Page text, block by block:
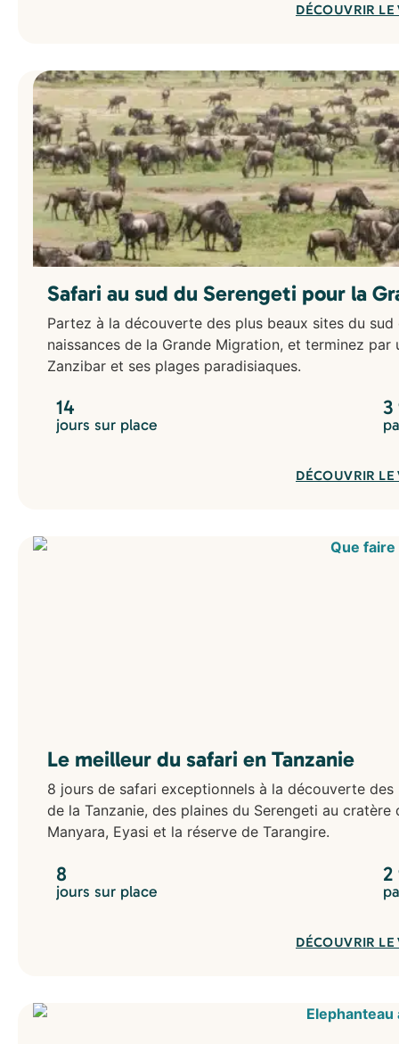
DÉCOUVRIR LE
Safari au sud du Serengeti pour la
Partez à la découverte des plus beaux sites du
naissances de la Grande Migration, et terminez par
Zanzibar et ses plages paradisiaques.
14
jours sur place
3
DÉCOUVRIR LE
Le meilleur du safari en Tanzanie
8 jours de safari exceptionnels à la découverte
de la Tanzanie, des plaines du Serengeti au
Manyara, Eyasi et la réserve de Tarangire.
8
jours sur place
2
DÉCOUVRIR LE